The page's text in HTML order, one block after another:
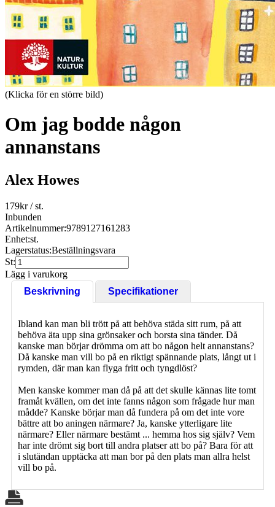
(Klicka för en större bild)
Om jag bodde någon
annanstans
Alex Howes
179kr/ st.
Inbunden
Artikelnummer:9789127161283
Enhet:st.
Lagerstatus:Beställningsvara
St:
Lägg i varukorg
Beskrivning
Specifikationer
Ibland kan man bli trött på att behöva städa sitt rum, på att
behöva äta upp sina grönsaker och borsta sina tänder. Då
kanske man börjar drömma om att bo någon helt annanstans?
Då kanske man vill bo på en riktigt spännande plats, långt ut i
rymden, där man kan flyga fritt och tyngdlöst?
Men kanske kommer man då på att det skulle kännas lite tomt
framåt kvällen, om det inte fanns någon som frågade hur man
mådde? Kanske börjar man då fundera på om det inte vore
bättre att bo aningen närmare? Ja, kanske ytterligare lite
närmare? Eller närmare bestämt ... hemma hos sig själv? Vem
har inte drömt sig bort till andra platser att bo på? Bara för att
i slutändan upptäcka att man bor på den plats man allra helst
vill bo på.